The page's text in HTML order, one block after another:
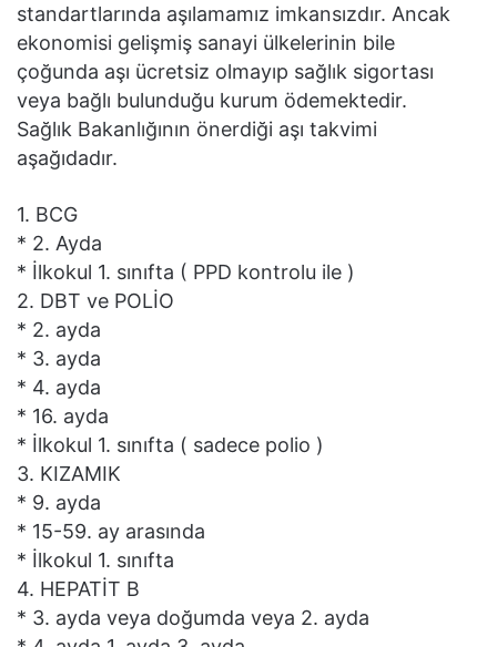
standartlarında aşılamamız imkansızdır. Ancak
ekonomisi gelişmiş sanayi ülkelerinin bile
çoğunda aşı ücretsiz olmayıp sağlık sigortası
veya bağlı bulunduğu kurum ödemektedir.
Sağlık Bakanlığının önerdiği aşı takvimi
aşağıdadır.
1. BCG
* 2. Ayda
* İlkokul 1. sınıfta ( PPD kontrolu ile )
2. DBT ve POLİO
* 2. ayda
* 3. ayda
* 4. ayda
* 16. ayda
* İlkokul 1. sınıfta ( sadece polio )
3. KIZAMIK
* 9. ayda
* 15-59. ay arasında
* İlkokul 1. sınıfta
4. HEPATİT B
* 3. ayda veya doğumda veya 2. ayda